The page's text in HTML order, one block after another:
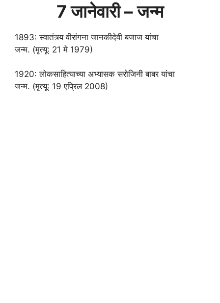
7 जानेवारी – जन्म
1893: स्वातंत्र्य वीरांगना जानकीदेवी बजाज यांचा
जन्म. (मृत्यू: 21 मे 1979)
1920: लोकसाहित्याच्या अभ्यासक सरोजिनी बाबर यांचा
जन्म. (मृत्यू: 19 एप्रिल 2008)